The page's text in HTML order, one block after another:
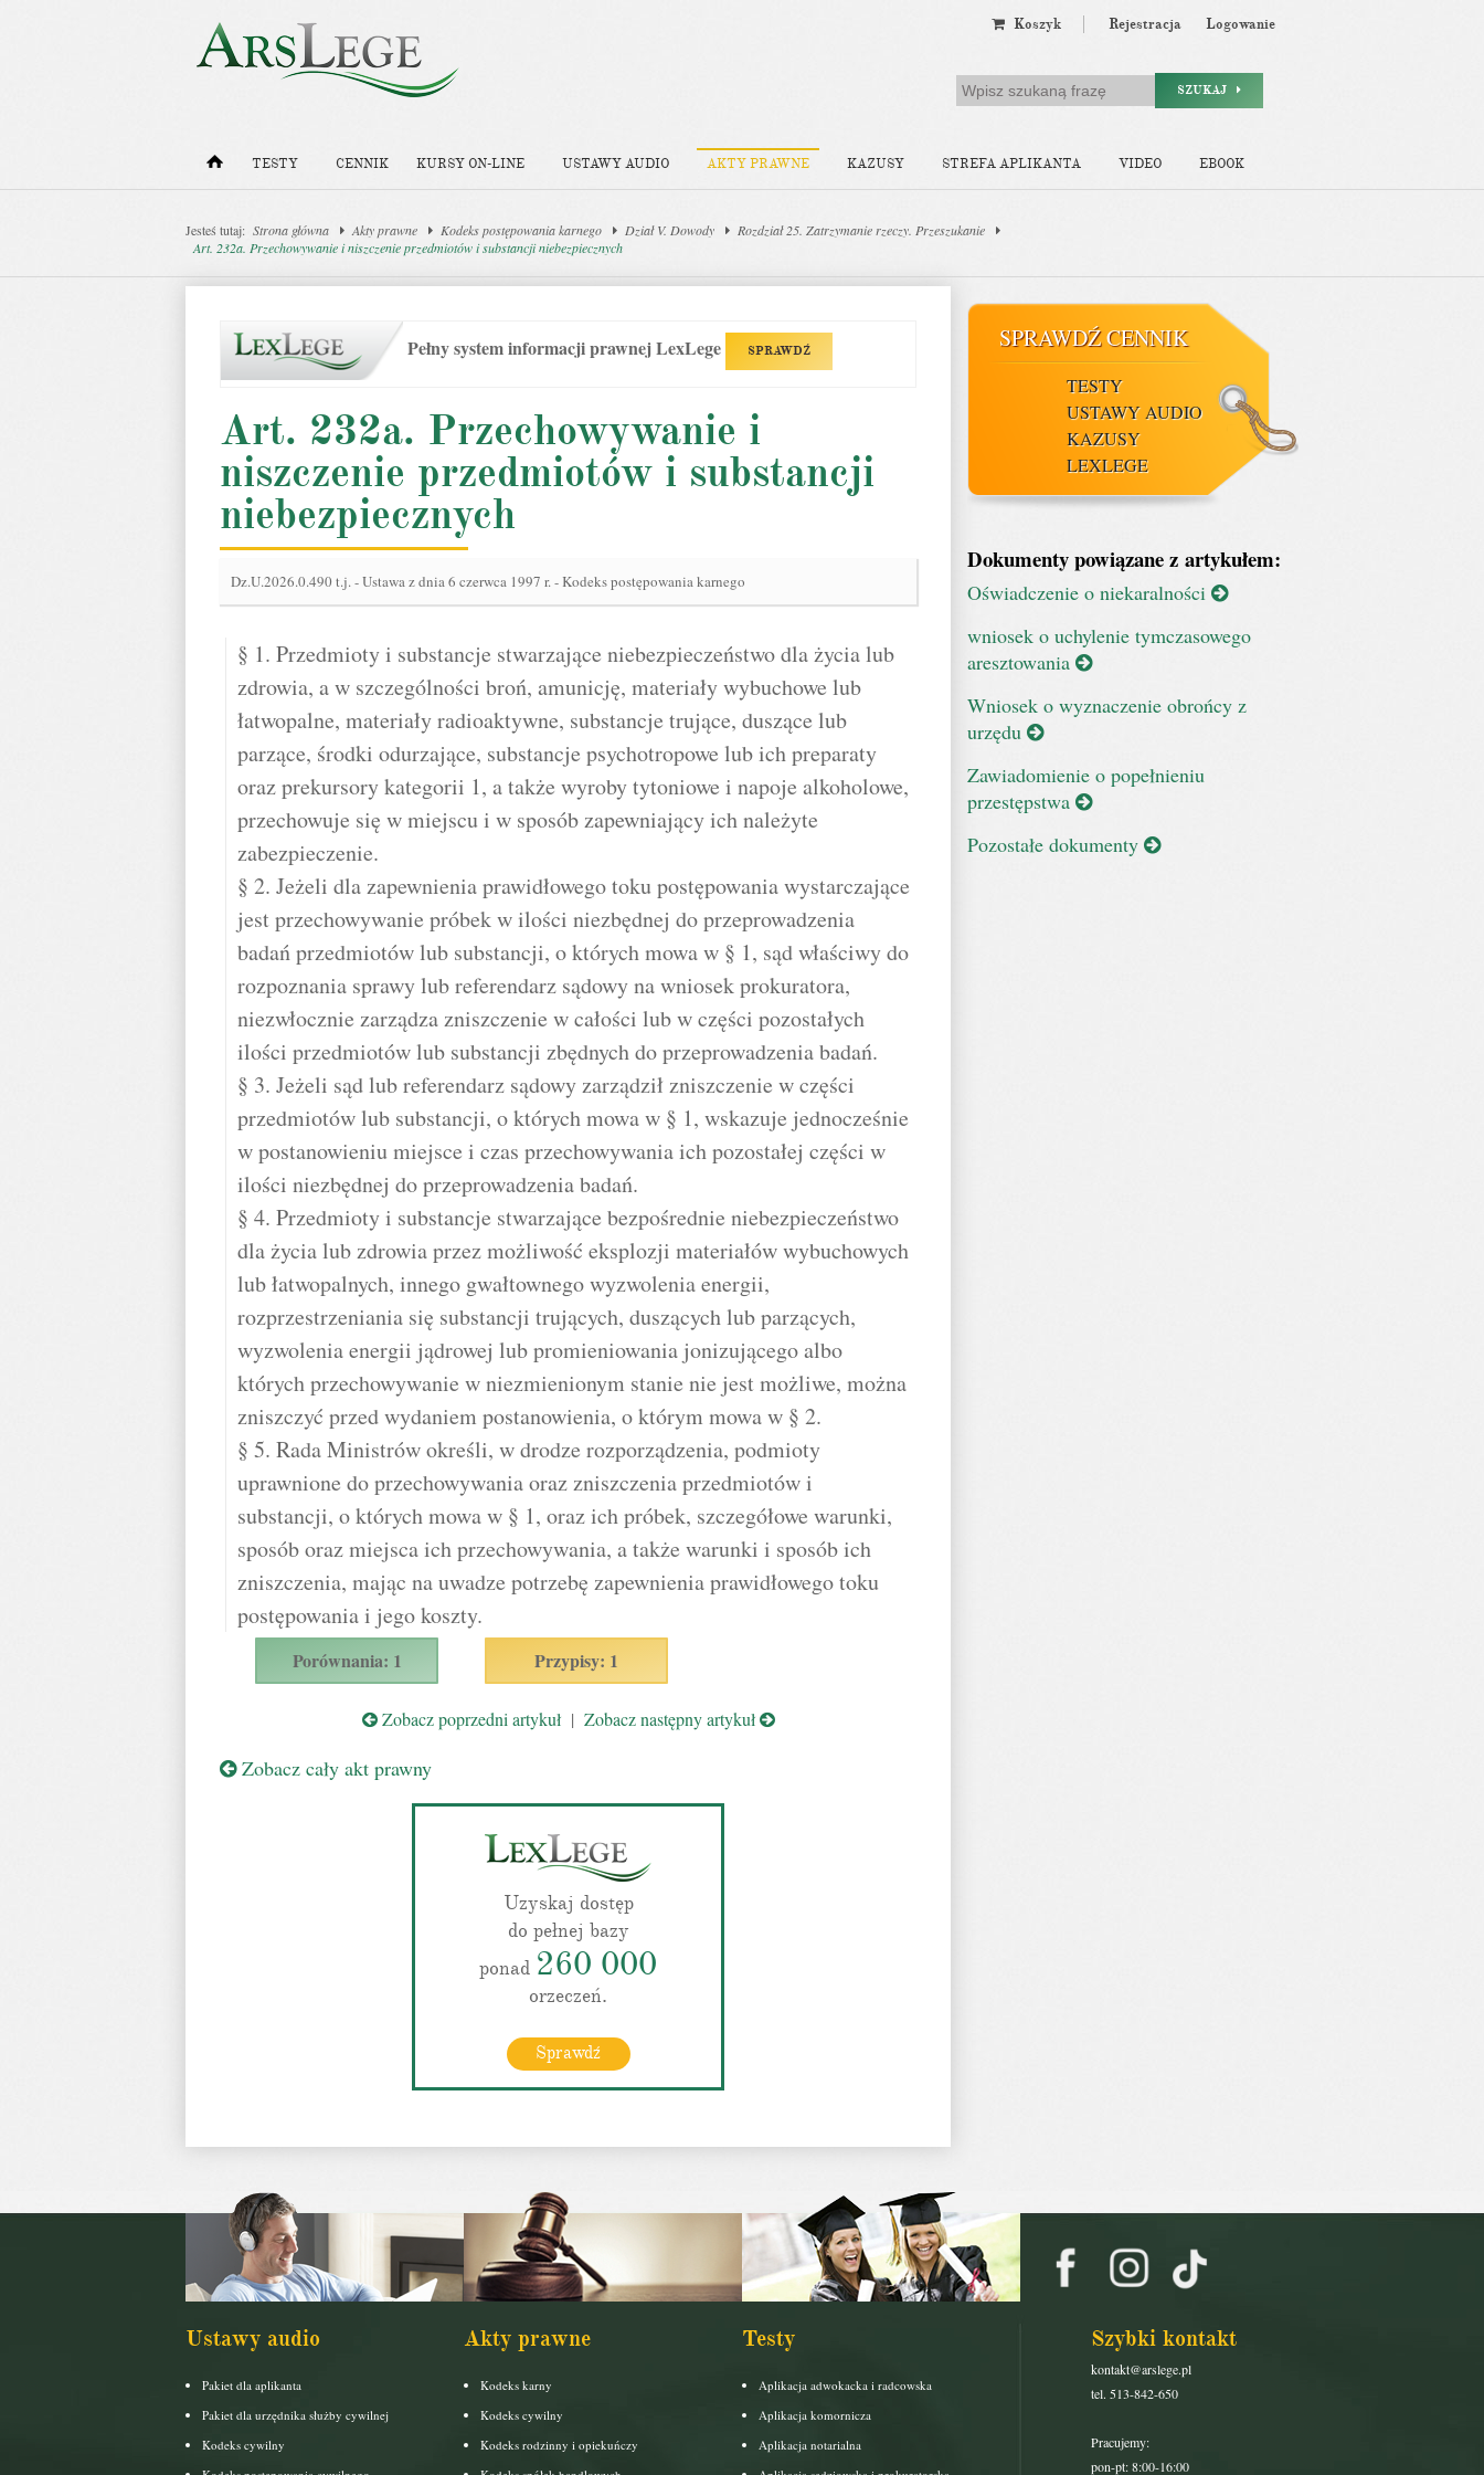
Koszyk Rejestracja Logowanie
SZUKAJ
TESTY CENNIK KURSY ON-LINE USTAWY AUDIO AKTY PRAWNE KAZUSY STREFA APLIKANTA VIDEO EBOOK
Jesteś tutaj: Strona główna Akty prawne Kodeks postępowania karnego Dział V. Dowody
Rozdział 25. Zatrzymanie rzeczy. Przeszukanie
Art. 232a. Przechowywanie i niszczenie przedmiotów i substancji niebezpiecznych
Pełny system informacji prawnej LexLege SPRAWDŹ
Art. 232a. Przechowywanie i
niszczenie przedmiotów i substancji
niebezpiecznych
Dz.U.2026.0.490 t.j.-Ustawa z dnia 6 czerwca 1997 r. - Kodeks postępowania karnego
§ 1. Przedmioty i substancje stwarzające niebezpieczeństwo dla życia lub
zdrowia, a w szczególności broń, amunicję, materiały wybuchowe lub
łatwopalne, materiały radioaktywne, substancje trujące, duszące lub
parzące, środki odurzające, substancje psychotropowe lub ich preparaty
oraz prekursory kategorii 1, a także wyroby tytoniowe i napoje alkoholowe,
przechowuje się w miejscu i w sposób zapewniający ich należyte
zabezpieczenie.
§ 2. Jeżeli dla zapewnienia prawidłowego toku postępowania wystarczające
jest przechowywanie próbek w ilości niezbędnej do przeprowadzenia
badań przedmiotów lub substancji, o których mowa w § 1, sąd właściwy do
rozpoznania sprawy lub referendarz sądowy na wniosek prokuratora,
niezwłocznie zarządza zniszczenie w całości lub w części pozostałych
ilości przedmiotów lub substancji zbędnych do przeprowadzenia badań.
§ 3. Jeżeli sąd lub referendarz sądowy zarządził zniszczenie w części
przedmiotów lub substancji, o których mowa w § 1, wskazuje jednocześnie
w postanowieniu miejsce i czas przechowywania ich pozostałej części w
ilości niezbędnej do przeprowadzenia badań.
§ 4. Przedmioty i substancje stwarzające bezpośrednie niebezpieczeństwo
dla życia lub zdrowia przez możliwość eksplozji materiałów wybuchowych
lub łatwopalnych, innego gwałtownego wyzwolenia energii,
rozprzestrzeniania się substancji trujących, duszących lub parzących,
wyzwolenia energii jądrowej lub promieniowania jonizującego albo
których przechowywanie w niezmienionym stanie nie jest możliwe, można
zniszczyć przed wydaniem postanowienia, o którym mowa w § 2.
§ 5. Rada Ministrów określi, w drodze rozporządzenia, podmioty
uprawnione do przechowywania oraz zniszczenia przedmiotów i
substancji, o których mowa w § 1, oraz ich próbek, szczegółowe warunki,
sposób oraz miejsca ich przechowywania, a także warunki i sposób ich
zniszczenia, mając na uwadze potrzebę zapewnienia prawidłowego toku
postępowania i jego koszty.
Porównania: 1 Przypisy: 1
Zobacz poprzedni artykuł| Zobacz następny artykuł
Zobacz cały akt prawny
Uzyskaj dostęp
do pełnej bazy
ponad 260 000
orzeczeń.
Sprawdź
SPRAWDŹ CENNIK
TESTY
USTAWY AUDIO
KAZUSY
LEXLEGE
Dokumenty powiązane z artykułem:
Oświadczenie o niekaralności
wniosek o uchylenie tymczasowego
aresztowania
Wniosek o wyznaczenie obrońcy z
urzędu
Zawiadomienie o popełnieniu
przestępstwa
Pozostałe dokumenty
Ustawy audio
Pakiet dla aplikanta
Pakiet dla urzędnika służby cywilnej
Kodeks cywilny
Akty prawne
Kodeks karny
Kodeks cywilny
Kodeks rodzinny i opiekuńczy
Testy
Aplikacja adwokacka i radcowska
Aplikacja komornicza
Aplikacja notarialna
Szybki kontakt
kontakt@arslege.pl
tel. 513-842-650
Pracujemy:
pon-pt: 8:00-16:00